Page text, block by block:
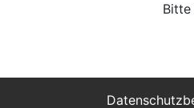
Bitte